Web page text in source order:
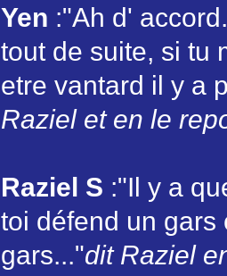
Yen :"Ah d'
tout de suite, si tu
etre vantard il y a
Raziel et en le
Raziel S :"Il y a
toi défend un gars
gars..."dit Raziel